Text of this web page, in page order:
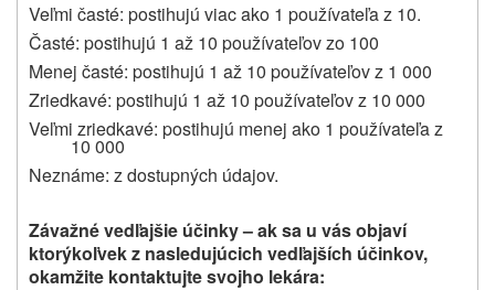
Veľmi časté: postihujú viac ako 1 používateľa z 10.
Časté: postihujú 1 až 10 používateľov zo 100
Menej časté: postihujú 1 až 10 používateľov z 1 000
Zriedkavé: postihujú 1 až 10 používateľov z 10 000
Veľmi zriedkavé: postihujú menej ako 1 používateľa z
10 000
Neznáme: z dostupných údajov.
Závažné vedľajšie účinky – ak sa u vás objaví
ktorýkoľvek z nasledujúcich vedľajších účinkov,
okamžite kontaktujte svojho lekára: